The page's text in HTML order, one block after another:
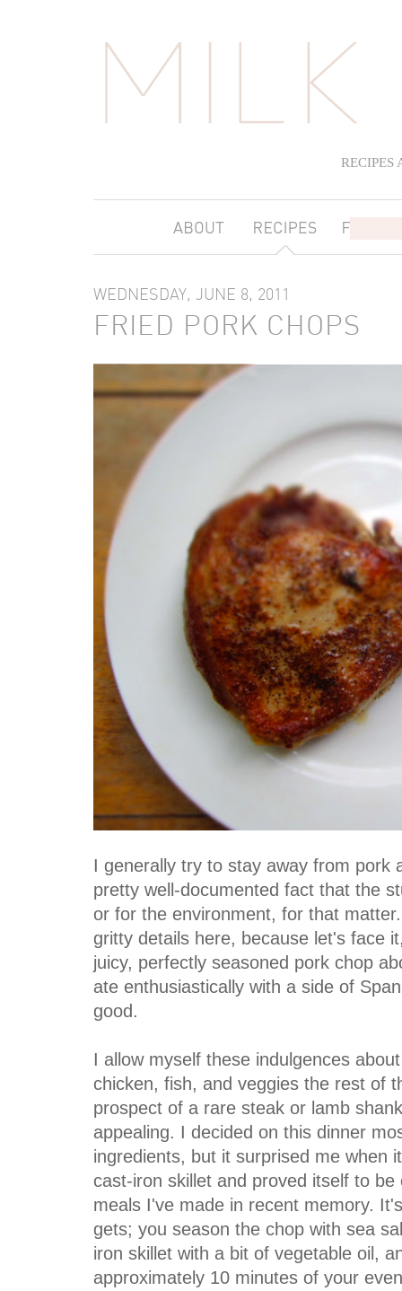
RECIPES
WEDNESDAY, JUNE 8, 2011
FRIED PORK CHOPS
I generally try to stay away from pork
pretty well-documented fact that the
or for the environment, for that
gritty details here, because let's face
juicy, perfectly seasoned pork chop
ate enthusiastically with a side of
good.
I allow myself these indulgences
chicken, fish, and veggies the rest of
prospect of a rare steak or lamb
appealing. I decided on this dinner
ingredients, but it surprised me when
cast-iron skillet and proved itself to
meals I've made in recent memory.
gets; you season the chop with sea
iron skillet with a bit of vegetable oil,
approximately 10 minutes of your